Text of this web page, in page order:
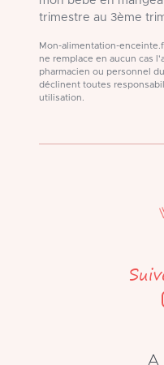
trimestre au 3ème
Mon-alimentation-
ne remplace en aucun cas
pharmacien ou personnel
déclinent toutes
utilisation.
A